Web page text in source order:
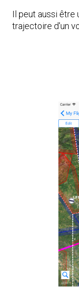
Il peut aussi être
trajectoire d'un